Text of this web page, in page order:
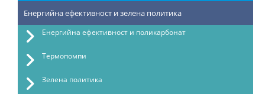
Енергийна ефективност и зелена политика
Енергийна ефективност и поликарбонат
Термопомпи
Зелена политика